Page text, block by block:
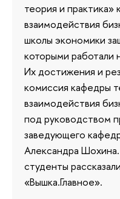
теория и
взаимодействия
школы экономики
которыми работали
Их достижения и
комиссия кафедры
взаимодействия
под руководством
заведующего
Александра
студенты
«Вышка.Главное».